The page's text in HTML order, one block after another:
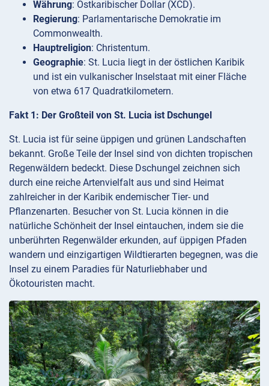
Währung: Ostkaribischer Dollar (XCD).
Regierung: Parlamentarische Demokratie im
Commonwealth.
Hauptreligion: Christentum.
Geographie: St. Lucia liegt in der östlichen Karibik
und ist ein vulkanischer Inselstaat mit einer Fläche
von etwa 617 Quadratkilometern.
Fakt 1: Der Großteil von St. Lucia ist Dschungel
St. Lucia ist für seine üppigen und grünen Landschaften
bekannt. Große Teile der Insel sind von dichten tropischen
Regenwäldern bedeckt. Diese Dschungel zeichnen sich
durch eine reiche Artenvielfalt aus und sind Heimat
zahlreicher in der Karibik endemischer Tier- und
Pflanzenarten. Besucher von St. Lucia können in die
natürliche Schönheit der Insel eintauchen, indem sie die
unberührten Regenwälder erkunden, auf üppigen Pfaden
wandern und einzigartigen Wildtierarten begegnen, was die
Insel zu einem Paradies für Naturliebhaber und
Ökotouristen macht.